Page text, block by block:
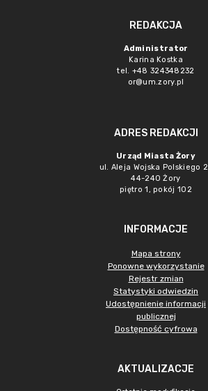
REDAKCJA
Administrator
Karina Kostka
tel. +48 324348232
or@um.zory.pl
ADRES REDAKCJI
Urząd Miasta Żory
ul. Aleja Wojska Polskiego
44-240 Żory
piętro 1, pokój 102
INFORMACJE
Mapa strony
Ponowne wykorzystanie
Rejestr zmian
Statystyki odwiedzin
Udostępnienie informacji
publicznej
Dostępność cyfrowa
AKTUALIZACJE